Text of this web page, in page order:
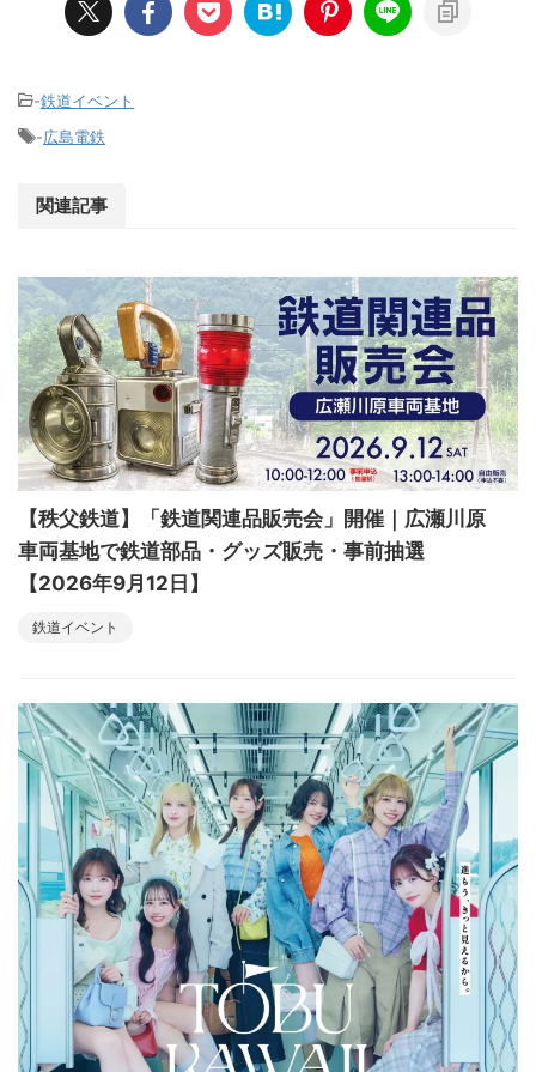
-鉄道イベント
-広島電鉄
関連記事
【秩父鉄道】「鉄道関連品販売会」開催｜広瀬川原
車両基地で鉄道部品・グッズ販売・事前抽選
【2026年9月12日】
鉄道イベント